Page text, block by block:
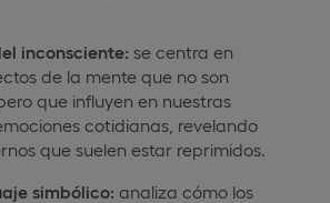
inconsciente: se centra en
de la mente que no son
que influyen en nuestras
cotidianas, revelando
que suelen estar reprimidos.
simbólico: analiza cómo los